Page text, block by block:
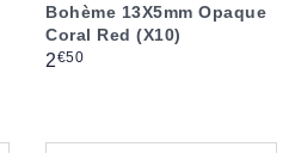
Bohème 13X5mm Opaque
Coral Red (X10)
Prix
2€50